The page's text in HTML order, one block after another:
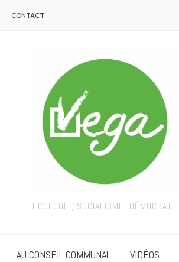
CONTACT
ECOLOGIE, SOCIALISME, DÉMOCRATIE
AU CONSEIL COMMUNAL VIDÉOS